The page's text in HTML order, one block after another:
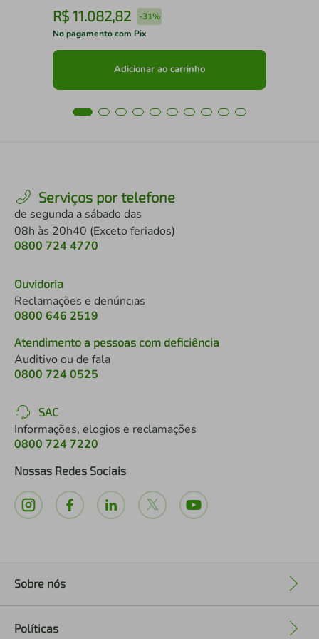
R$ 11.082,82 -31%
No pagamento com Pix
Adicionar ao carrinho
Serviços por telefone
de segunda a sábado das
08h às 20h40 (Exceto feriados)
0800 724 4770
Ouvidoria
Reclamações e denúncias
0800 646 2519
Atendimento a pessoas com deficiência
Auditivo ou de fala
0800 724 0525
SAC
Informações, elogios e reclamações
0800 724 7220
Nossas Redes Sociais
Sobre nós
Políticas